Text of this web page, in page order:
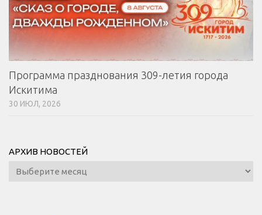
Программа празднования 309-летия города
Искитима
30 ИЮЛ, 2026
АРХИВ НОВОСТЕЙ
Архив
новостей